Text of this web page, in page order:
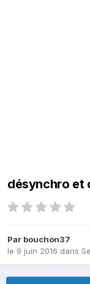
désynchro et
Par bouchon37
le 9 juin 2016 dans